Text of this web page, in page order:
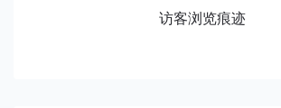
访客浏览痕迹